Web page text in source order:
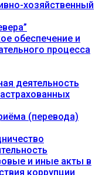
хозяйственный
обеспечение и
процесса
деятельность
(перевода)
и иные акты в
коррупции